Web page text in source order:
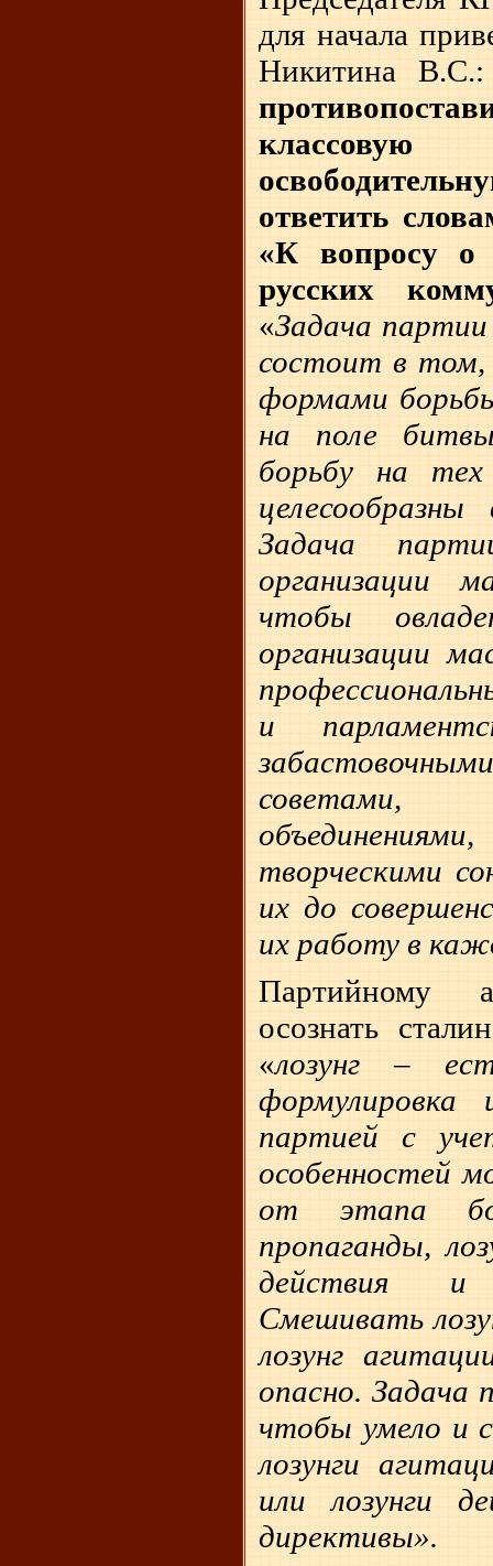
для начала
Никитина
ответить
«К вопросу о
русских
«Задача
состоит в том,
формами
на поле
борьбу на
Задача
организации
чтобы
организации
и
советами,
творческими
их до
их работу в
Партийному
осознать
«лозунг –
формулировка
партией с
особенностей
от этапа
пропаганды,
действия и
Смешивать
лозунг
опасно.
чтобы умело и
лозунги
или лозунги
директивы».